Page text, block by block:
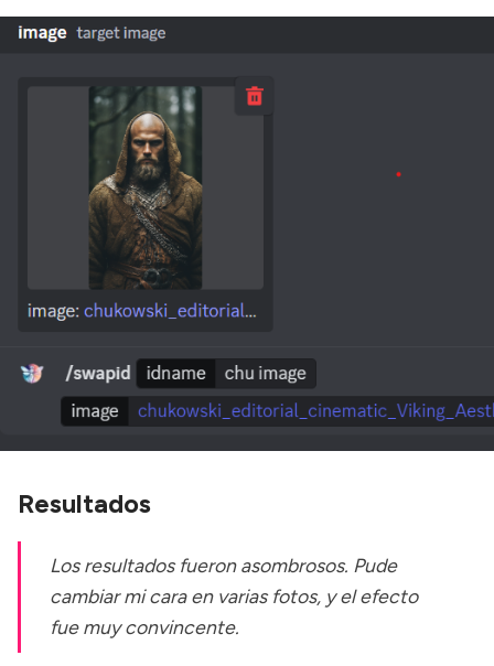
Resultados
Los resultados fueron asombrosos. Pude
cambiar mi cara en varias fotos, y el efecto
fue muy convincente.